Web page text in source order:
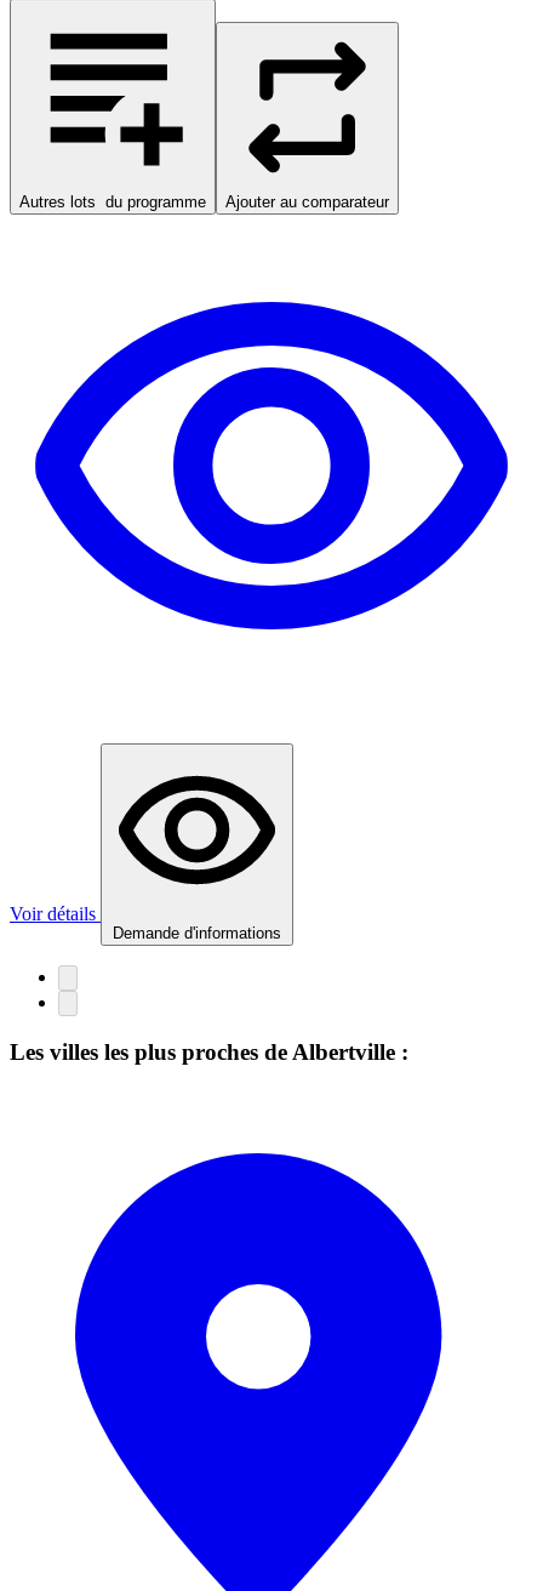
Autres lots du programme Ajouter au comparateur
Voir détails
Demande d'informations
Les villes les plus proches de Albertville :